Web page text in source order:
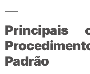
Principais
Padrão